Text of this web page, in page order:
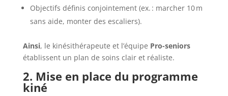
Objectifs définis conjointement (ex. : marcher 10 m
sans aide, monter des escaliers).
Ainsi, le kinésithérapeute et l’équipe Pro-seniors
établissent un plan de soins clair et réaliste.
2. Mise en place du programme
kiné